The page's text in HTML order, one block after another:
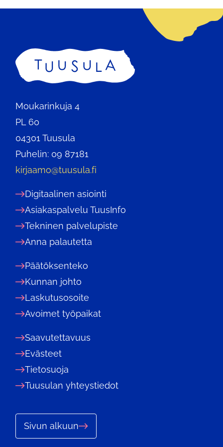
Etusivu
Moukarinkuja 4
PL 60
04301 Tuusula
Puhelin: 09 87181
kirjaamo@tuusula.fi
Digitaalinen asiointi
Asiakaspalvelu TuusInfo
Tekninen palvelupiste
Anna palautetta
Päätöksenteko
Kunnan johto
Laskutusosoite
Avoimet työpaikat
Saavutettavuus
Evästeet
Tietosuoja
Tuusulan yhteystiedot
Sivun alkuun